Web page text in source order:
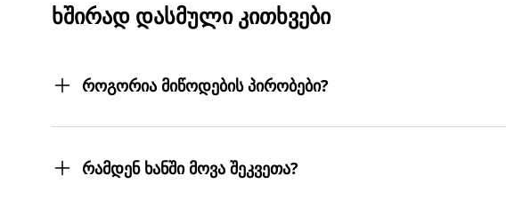
ᲮᲨᲘᲠᲐᲓ ᲓᲐᲡᲛᲣᲚᲘ ᲙᲘᲗᲮᲕᲔᲑᲘ
როგორია მიწოდების პირობები?
სასურველ მისამართებზე მოგიტანთ. მიტანის სერვისი უფასოა.
რამდენ ხანში მოვა შეკვეთა?